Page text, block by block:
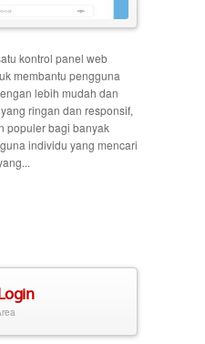
kontrol panel web
membantu pengguna
lebih mudah dan
ringan dan responsif,
populer bagi banyak
individu yang mencari